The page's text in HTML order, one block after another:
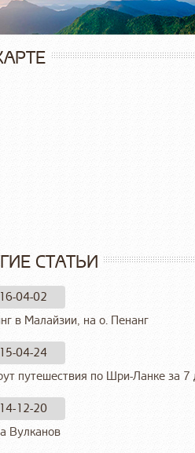
СТАТЬИ
04-02
в Малайзии, на о. Пенанг
04-24
путешествия по Шри-Ланке за 7
12-20
Вулканов